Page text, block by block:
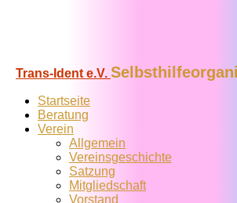
Trans-Ident e.V.
Startseite
Beratung
Verein
Allgemein
Vereins­geschichte
Satzung
Mitglied­schaft
Vorstand